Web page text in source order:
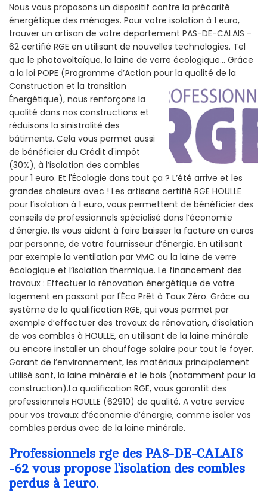
Nous vous proposons un dispositif contre la précarité
énergétique des ménages. Pour votre isolation à 1 euro,
trouver un artisan de votre departement PAS-DE-CALAIS -
62 certifié RGE en utilisant de nouvelles technologies. Tel
que le photovoltaïque, la laine de verre écologique... Grâce
a la loi POPE (Programme d’Action pour la qualité de la
Construction et la transition
Énergétique), nous renforçons la
qualité dans nos constructions et
réduisons la sinistralité des
bâtiments. Cela vous permet aussi
de bénéficier du Crédit d'impôt
(30%), à l’isolation des combles
pour 1 euro. Et l'Écologie dans tout ça ? L’été arrive et les
grandes chaleurs avec ! Les artisans certifié RGE HOULLE
pour l’isolation à 1 euro, vous permettent de bénéficier des
conseils de professionnels spécialisé dans l’économie
d’énergie. Ils vous aident à faire baisser la facture en euros
par personne, de votre fournisseur d’énergie. En utilisant
par exemple la ventilation par VMC ou la laine de verre
écologique et l’isolation thermique. Le financement des
travaux : Effectuer la rénovation énergétique de votre
logement en passant par l'Éco Prêt à Taux Zéro. Grâce au
système de la qualification RGE, qui vous permet par
exemple d’effectuer des travaux de rénovation, d’isolation
de vos combles à HOULLE, en utilisant de la laine minérale
ou encore installer un chauffage solaire pour tout le foyer.
Garant de l’environnement, les matériaux principalement
utilisé sont, la laine minérale et le bois (notamment pour la
construction).La qualification RGE, vous garantit des
professionnels HOULLE (62910) de qualité. A votre service
pour vos travaux d’économie d’énergie, comme isoler vos
combles perdus avec de la laine minérale.
Professionnels rge des PAS-DE-CALAIS
-62 vous propose l’isolation des combles
perdus à 1euro.